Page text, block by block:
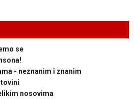
se
- neznanim i znanim
nosovima